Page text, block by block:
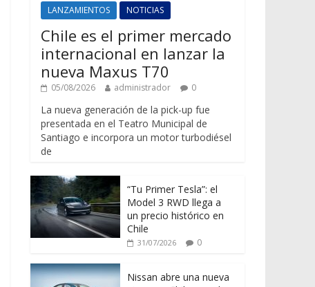
LANZAMIENTOS NOTICIAS
Chile es el primer mercado
internacional en lanzar la
nueva Maxus T70
05/08/2026 administrador 0
La nueva generación de la pick-up fue
presentada en el Teatro Municipal de
Santiago e incorpora un motor turbodiésel
de
“Tu Primer Tesla”: el
Model 3 RWD llega a
un precio histórico en
Chile
31/07/2026 0
Nissan abre una nueva